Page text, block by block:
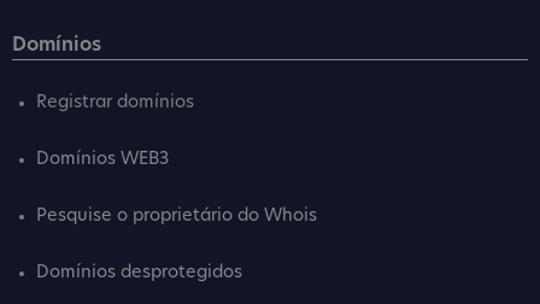
Domínios
Registrar domínios
Domínios WEB3
Pesquise o proprietário do Whois
Domínios desprotegidos